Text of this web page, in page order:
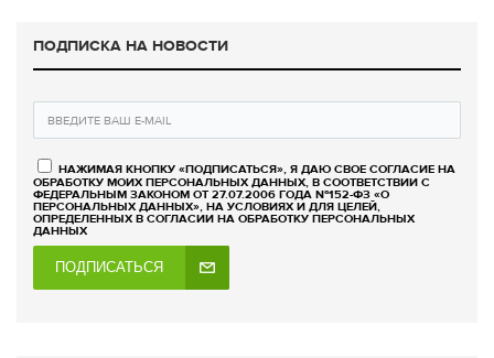
ПОДПИСКА НА НОВОСТИ
НАЖИМАЯ КНОПКУ «ПОДПИСАТЬСЯ», Я ДАЮ СВОЕ СОГЛАСИЕ НА
ОБРАБОТКУ МОИХ ПЕРСОНАЛЬНЫХ ДАННЫХ, В СООТВЕТСТВИИ С
ФЕДЕРАЛЬНЫМ ЗАКОНОМ ОТ 27.07.2006 ГОДА №152-ФЗ «О
ПЕРСОНАЛЬНЫХ ДАННЫХ», НА УСЛОВИЯХ И ДЛЯ ЦЕЛЕЙ,
ОПРЕДЕЛЕННЫХ В СОГЛАСИИ НА ОБРАБОТКУ ПЕРСОНАЛЬНЫХ
ДАННЫХ
ПОДПИСАТЬСЯ